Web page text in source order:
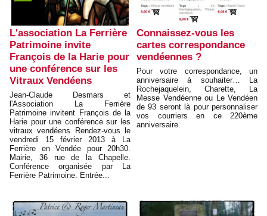
L'association La Ferrière
Patrimoine invite
François de la Harie pour
une conférence sur les
Vitraux Vendéens
Jean-Claude Desmars et
l'Association La Ferrière
Patrimoine invitent François de la
Harie pour une conférence sur les
vitraux vendéens Rendez-vous le
vendredi 15 février 2013 à La
Ferrière en Vendée pour 20h30.
Mairie, 36 rue de la Chapelle.
Conférence organisée par La
Ferrière Patrimoine. Entrée...
Connaissez-vous les
cartes correspondance
vendéennes ?
Pour votre correspondance, un
anniversaire à souhaiter… La
Rochejaquelein, Charette, La
Messe Vendéenne ou Le Vendéen
de 93 seront là pour personnaliser
vos courriers en ce 220ème
anniversaire.